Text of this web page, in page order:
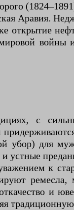
Аравия.
с
убор) для
устные
к
и